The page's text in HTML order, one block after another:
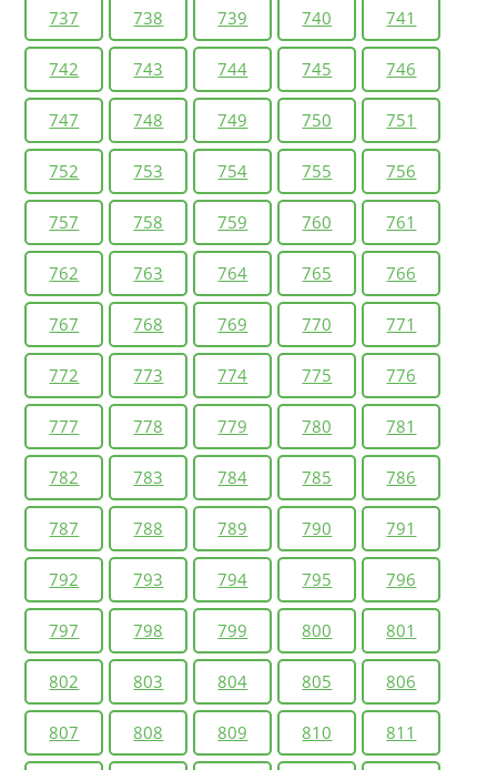
737 738 739 740 741
742 743 744 745 746
747 748 749 750 751
752 753 754 755 756
757 758 759 760 761
762 763 764 765 766
767 768 769 770 771
772 773 774 775 776
777 778 779 780 781
782 783 784 785 786
787 788 789 790 791
792 793 794 795 796
797 798 799 800 801
802 803 804 805 806
807 808 809 810 811